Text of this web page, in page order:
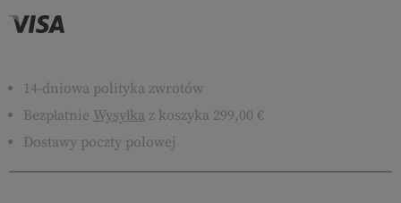
14-dniowa polityka zwrotów
Bezpłatnie Wysyłka z koszyka 299,00 €
Dostawy poczty polowej